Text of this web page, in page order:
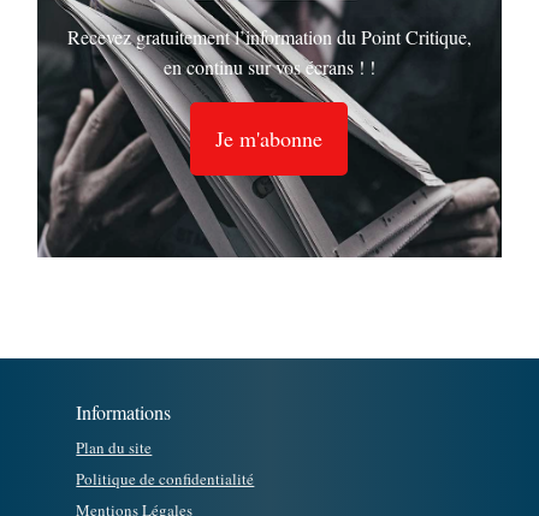
Recevez gratuitement l’information du Point Critique,
en continu sur vos écrans ! !
Je m'abonne
Informations
Plan du site
Politique de confidentialité
Mentions Légales